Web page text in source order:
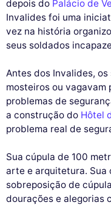
depois do Palácio de
Invalides foi uma
vez na história
seus soldados
Antes dos Invalides,
mosteiros ou vagavam
problemas de
a construção do Hôtel
problema real de
Sua cúpula de 100
arte e arquitetura. Sua
sobreposição de
dourações e alegorias